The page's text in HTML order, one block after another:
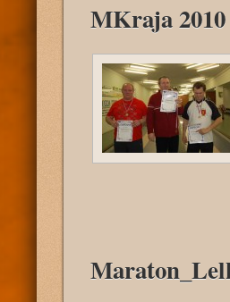
MKraja 2010